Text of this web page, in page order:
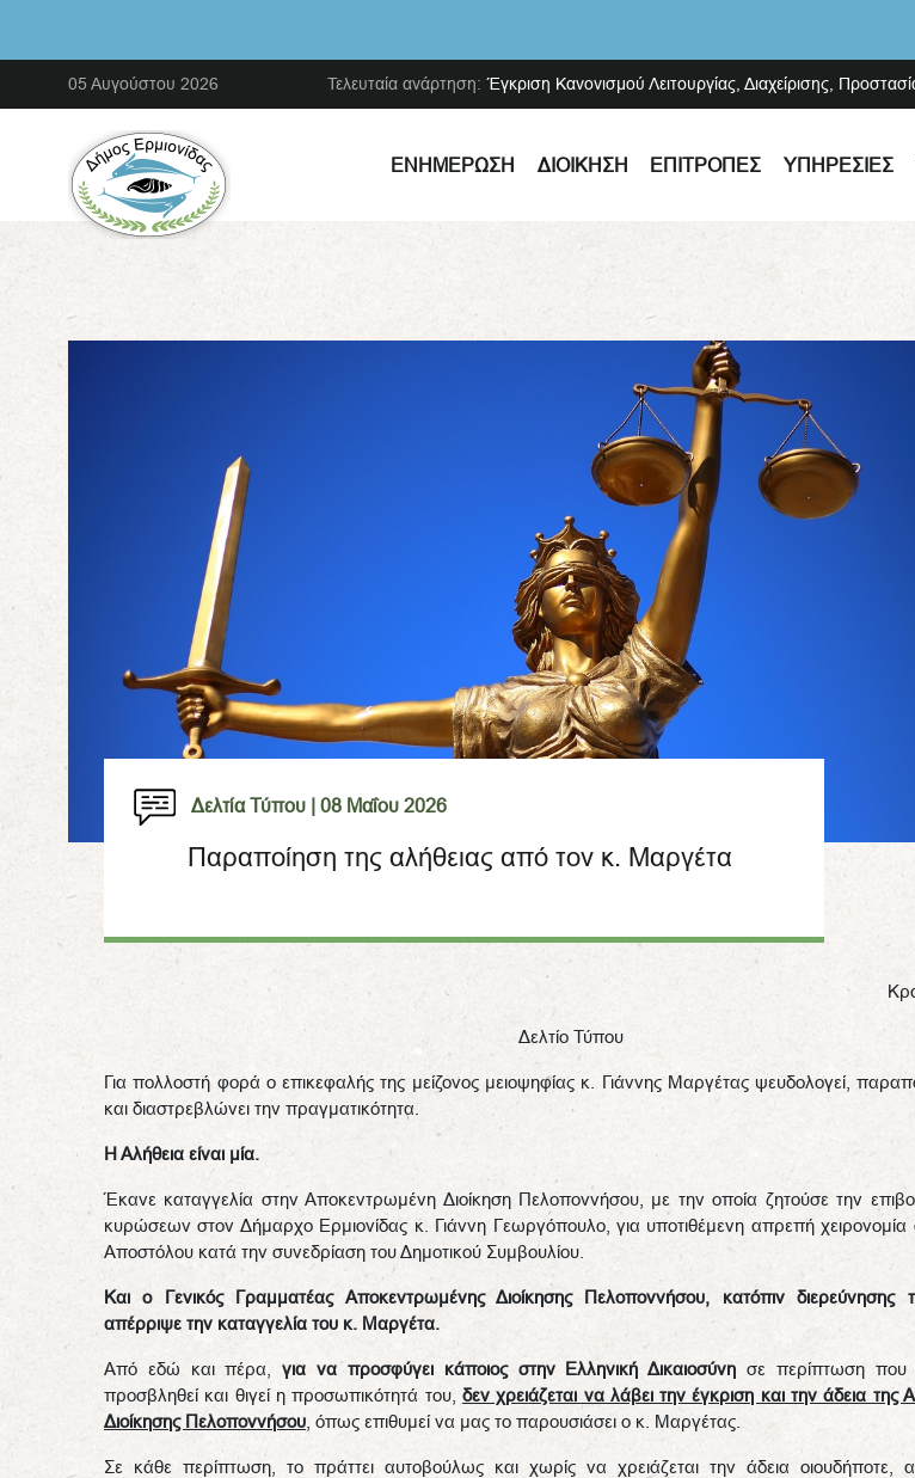
05 Αυγούστου 2026 Τελευταία ανάρτηση: Έγκριση Κανονισμού Λειτουργίας, Διαχείρισης,
ΕΝΗΜΈΡΩΣΗ ΔΙΟΊΚΗΣΗ ΕΠΙΤΡΟΠΈΣ ΥΠΗΡΕΣΊΕΣ
Δελτία Τύπου | 08 Μαΐου 2026
Παραποίηση της αλήθειας από τον κ. Μαργέτα
Δελτίο Τύπου
Για πολλοστή φορά ο επικεφαλής της μείζονος μειοψηφίας κ. Γιάννης Μαργέτας ψευδολογεί,
και διαστρεβλώνει την πραγματικότητα.
Η Αλήθεια είναι μία.
Έκανε καταγγελία στην Αποκεντρωμένη Διοίκηση Πελοποννήσου, με την οποία ζητούσε την
κυρώσεων στον Δήμαρχο Ερμιονίδας κ. Γιάννη Γεωργόπουλο, για υποτιθέμενη απρεπή χειρονομία
Αποστόλου κατά την συνεδρίαση του Δημοτικού Συμβουλίου.
Και ο Γενικός Γραμματέας Αποκεντρωμένης Διοίκησης Πελοποννήσου, κατόπιν διερεύνησης
απέρριψε την καταγγελία του κ. Μαργέτα.
Από εδώ και πέρα,για να προσφύγει κάποιος στην Ελληνική Δικαιοσύνη σε περίπτωση που
προσβληθεί και θιγεί η προσωπικότητά του, δεν χρειάζεται να λάβει την έγκριση και την άδεια
Διοίκησης Πελοποννήσου , όπως επιθυμεί να μας το παρουσιάσει ο κ. Μαργέτας.
Σε κάθε περίπτωση, το πράττει αυτοβούλως και χωρίς να χρειάζεται την άδεια οιουδήποτε,